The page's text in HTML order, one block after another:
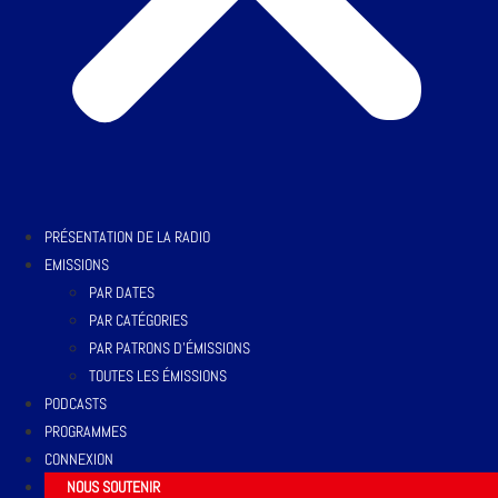
PRÉSENTATION DE LA RADIO
EMISSIONS
PAR DATES
PAR CATÉGORIES
PAR PATRONS D’ÉMISSIONS
TOUTES LES ÉMISSIONS
PODCASTS
PROGRAMMES
CONNEXION
NOUS SOUTENIR